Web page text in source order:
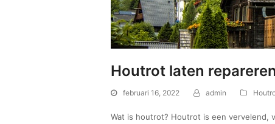
Houtrot laten
februari 16, 2022 admin
Wat is houtrot? Houtrot is een vervelend,